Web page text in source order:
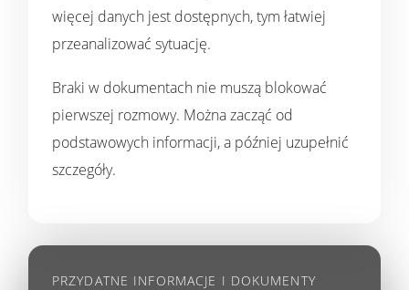
więcej danych jest dostępnych, tym łatwiej
przeanalizować sytuację.
Braki w dokumentach nie muszą blokować
pierwszej rozmowy. Można zacząć od
podstawowych informacji, a później uzupełnić
szczegóły.
PRZYDATNE INFORMACJE I DOKUMENTY